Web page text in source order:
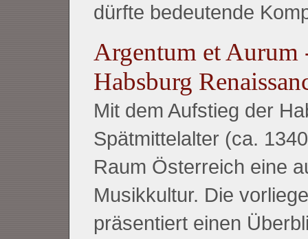
dürfte bedeutende
Argentum et
Habsburg
Mit dem Aufstieg der
Spätmittelalter (ca.
Raum Österreich eine
Musikkultur. Die
präsentiert einen